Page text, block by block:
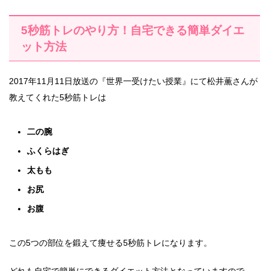
5秒筋トレのやり方！自宅できる簡単ダイエ
ット方法
2017年11月11日放送の『世界一受けたい授業』にて松井薫さんが
教えてくれた5秒筋トレは
二の腕
ふくらはぎ
太もも
お尻
お腹
この5つの部位を鍛えて痩せる5秒筋トレになります。